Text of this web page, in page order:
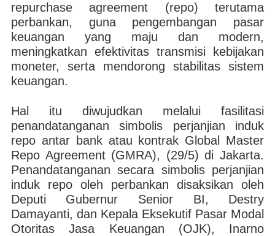
repurchase agreement (repo) terutama
perbankan, guna pengembangan pasar
keuangan yang maju dan modern,
meningkatkan efektivitas transmisi kebijakan
moneter, serta mendorong stabilitas sistem
keuangan.
Hal itu diwujudkan melalui fasilitasi
penandatanganan simbolis perjanjian induk
repo antar bank atau kontrak Global Master
Repo Agreement (GMRA), (29/5) di Jakarta.
Penandatanganan secara simbolis perjanjian
induk repo oleh perbankan disaksikan oleh
Deputi Gubernur Senior BI, Destry
Damayanti, dan Kepala Eksekutif Pasar Modal
Otoritas Jasa Keuangan (OJK), Inarno